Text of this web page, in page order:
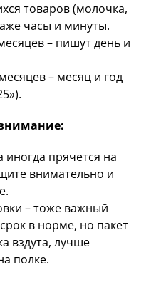
товаров (молочка,
часы и минуты.
– пишут день и
– месяц и год
иногда прячется на
внимательно и
– тоже важный
в норме, но пакет
вздута, лучше
полке.